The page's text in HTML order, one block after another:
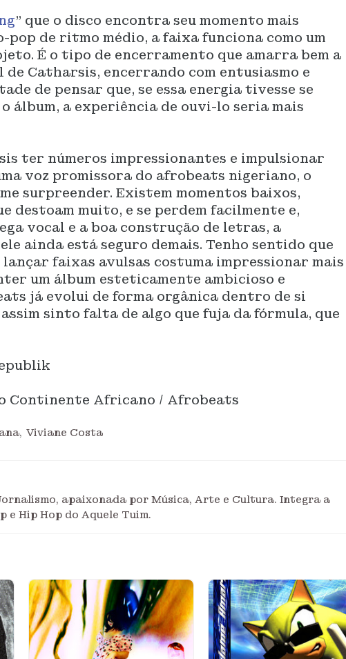
” que o disco encontra seu momento mais
de ritmo médio, a faixa funciona como um
É o tipo de encerramento que amarra bem a
de Catharsis, encerrando com entusiasmo e
de pensar que, se essa energia tivesse se
álbum, a experiência de ouvi-lo seria mais
ter números impressionantes e impulsionar
voz promissora do afrobeats nigeriano, o
surpreender. Existem momentos baixos,
destoam muito, e se perdem facilmente e,
vocal e a boa construção de letras, a
ainda está seguro demais. Tenho sentido que
faixas avulsas costuma impressionar mais
um álbum esteticamente ambicioso e
já evolui de forma orgânica dentro de si
assim sinto falta de algo que fuja da fórmula, que
Continente Africano / Afrobeats
Viviane Costa
apaixonada por Música, Arte e Cultura. Integra a
e Hip Hop do Aquele Tuim.